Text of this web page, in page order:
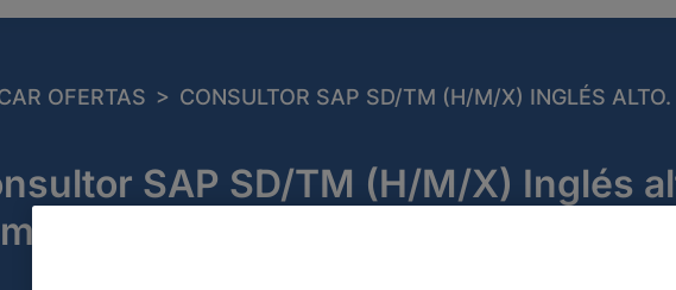
OFERTAS > CONSULTOR SAP SD/TM (H/M/X) INGLÉS
SAP SD/TM (H/M/X) Inglés